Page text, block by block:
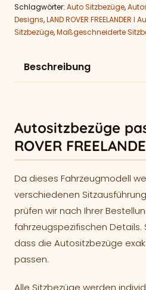
Schlagwörter: Auto Sitzbezüge,
Designs,LAND ROVER FREELANDER
Sitzbezüge,Maßgeschneiderte
Beschreibung
Autositzbezüge
ROVER
Da dieses Fahrzeugmodell
verschiedenen
prüfen wir nach Ihrer
fahrzeugspezifischen Details.
dass die Autositzbezüge
passen.
Alle Sitzbezüge werden